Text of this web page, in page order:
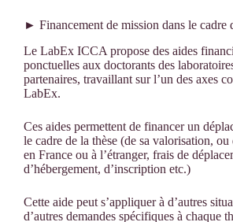
► Financement de mission dans le cadre
Le LabEx ICCA propose des aides
ponctuelles aux doctorants des
partenaires, travaillant sur l’un des axes
LabEx.
Ces aides permettent de financer un
le cadre de la thèse (de sa valorisation, ou
en France ou à l’étranger, frais de
d’hébergement, d’inscription etc.)
Cette aide peut s’appliquer à d’autres
d’autres demandes spécifiques à chaque